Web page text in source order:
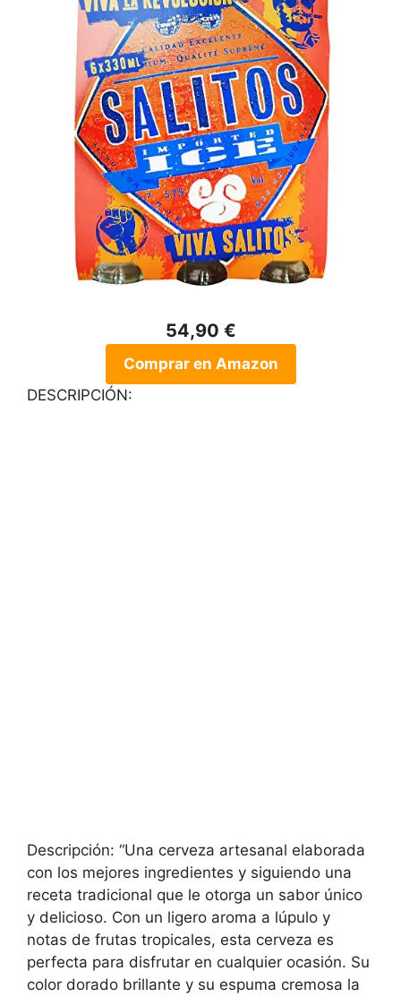
54,90 €
Comprar en Amazon
DESCRIPCIÓN:
Descripción: “Una cerveza artesanal elaborada
con los mejores ingredientes y siguiendo una
receta tradicional que le otorga un sabor único
y delicioso. Con un ligero aroma a lúpulo y
notas de frutas tropicales, esta cerveza es
perfecta para disfrutar en cualquier ocasión. Su
color dorado brillante y su espuma cremosa la